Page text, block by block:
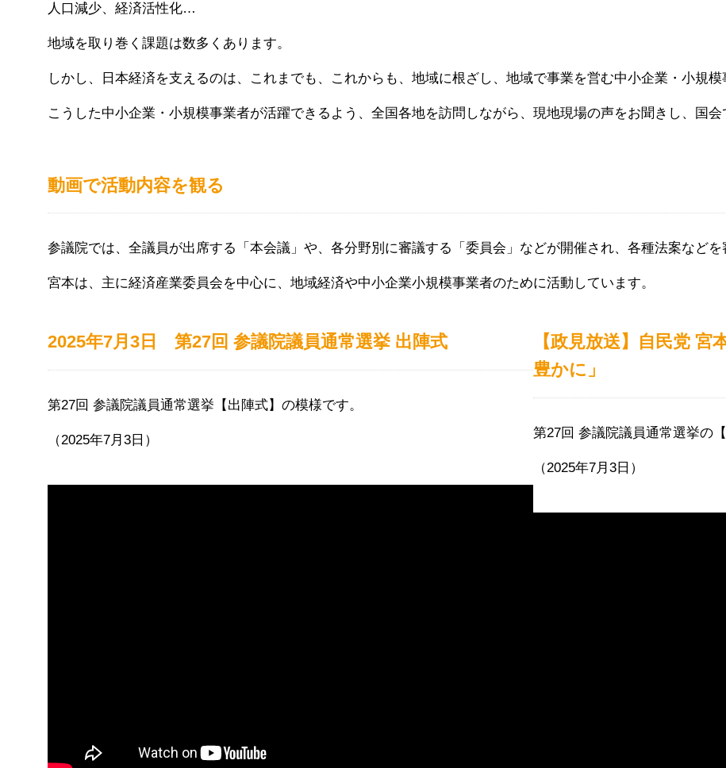
人口減少、経済活性化…
地域を取り巻く課題は数多くあります。
しかし、日本経済を支えるのは、これまでも、これからも、地域に根ざし、地域で事業を営む中小企業・小規模
こうした中小企業・小規模事業者が活躍できるよう、全国各地を訪問しながら、現地現場の声をお聞きし、国会
動画で活動内容を観る
参議院では、全議員が出席する「本会議」や、各分野別に審議する「委員会」などが開催され、各種法案などを
宮本は、主に経済産業委員会を中心に、地域経済や中小企業小規模事業者のために活動しています。
2025年7月3日 第27回 参議院議員通常選挙 出陣式
第27回 参議院議員通常選挙【出陣式】の模様です。
（2025年7月3日）
【政見放送】自民党
豊かに」
第27回 参議院議員通常選挙の
（2025年7月3日）